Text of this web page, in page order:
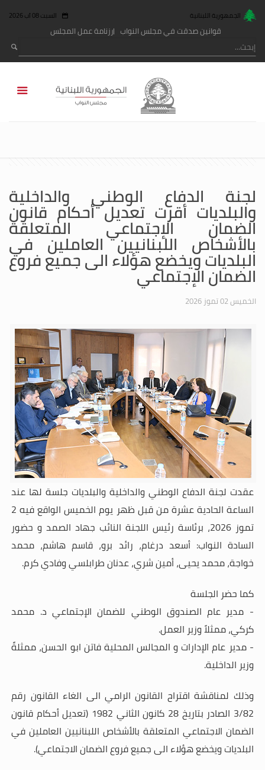
الجمهورية اللبنانية السبت 08 آب 2026
قوانين صدقت في مجلس النواب رزنامة عمل المجلس
لجنة الدفاع الوطني والداخلية
والبلديات أقرت تعديل أحكام قانون
الضمان الإجتماعي المتعلقة
بالأشخاص اللبنانيين العاملين في
البلديات ويخضع هؤلاء الى جميع فروع
الضمان الإجتماعي
الخميس 02 تموز 2026
عقدت لجنة الدفاع الوطني والداخلية والبلديات جلسة لها عند
الساعة الحادية عشرة من قبل ظهر يوم الخميس الواقع فيه 2
تموز 2026، برئاسة رئيس اللجنة النائب جهاد الصمد و حضور
السادة النواب: أسعد درغام، رائد برو، قاسم هاشم، محمد
خواجة، محمد يحيى، أمين شري، عدنان طرابلسي وفادي كرم.
كما حضر الجلسة
- مدير عام الصندوق الوطني للضمان الإجتماعي د. محمد
كركي، ممثلاً وزير العمل.
- مدير عام الإدارات و المجالس المحلية فاتن ابو الحسن، ممثلةً
وزير الداخلية.
وذلك لمناقشة اقتراح القانون الرامي الى الغاء القانون رقم
3/82 الصادر بتاريخ 28 كانون الثاني 1982 (تعديل أحكام قانون
الضمان الاجتماعي المتعلقة بالأشخاص اللبنانيين العاملين في
البلديات ويخضع هؤلاء الى جميع فروع الضمان الاجتماعي).